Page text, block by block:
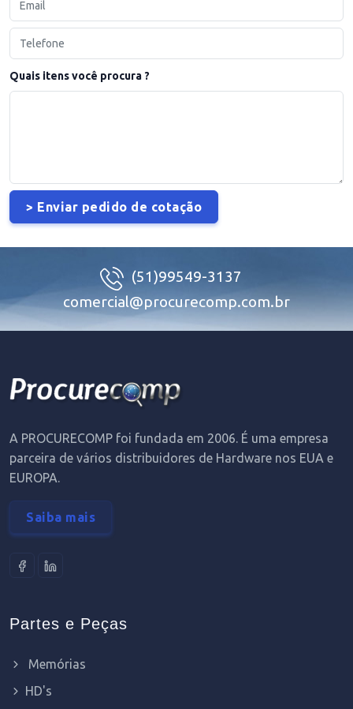
Quais itens você procura ?
(51)99549-3137
comercial@procurecomp.com.br
A PROCURECOMP foi fundada em 2006. É uma empresa
parceira de vários distribuidores de Hardware nos EUA e
EUROPA.
Saiba mais
Partes e Peças
Memórias
HD's